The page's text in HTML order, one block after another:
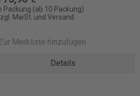
Packung (ab 10 Packung)
MwSt. und Versand
Merkliste hinzufügen
Details